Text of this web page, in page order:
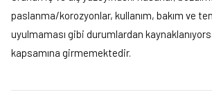
paslanma/korozyonlar, kullanım, bakım ve
uyulmaması gibi durumlardan
kapsamına girmemektedir.